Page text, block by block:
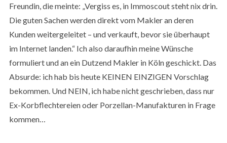
Freundin, die meinte: „Vergiss es, in Immoscout steht nix drin.
Die guten Sachen werden direkt vom Makler an deren
Kunden weitergeleitet – und verkauft, bevor sie überhaupt
im Internet landen.“ Ich also daraufhin meine Wünsche
formuliert und an ein Dutzend Makler in Köln geschickt. Das
Absurde: ich hab bis heute KEINEN EINZIGEN Vorschlag
bekommen. Und NEIN, ich habe nicht geschrieben, dass nur
Ex-Korbflechtereien oder Porzellan-Manufakturen in Frage
kommen…